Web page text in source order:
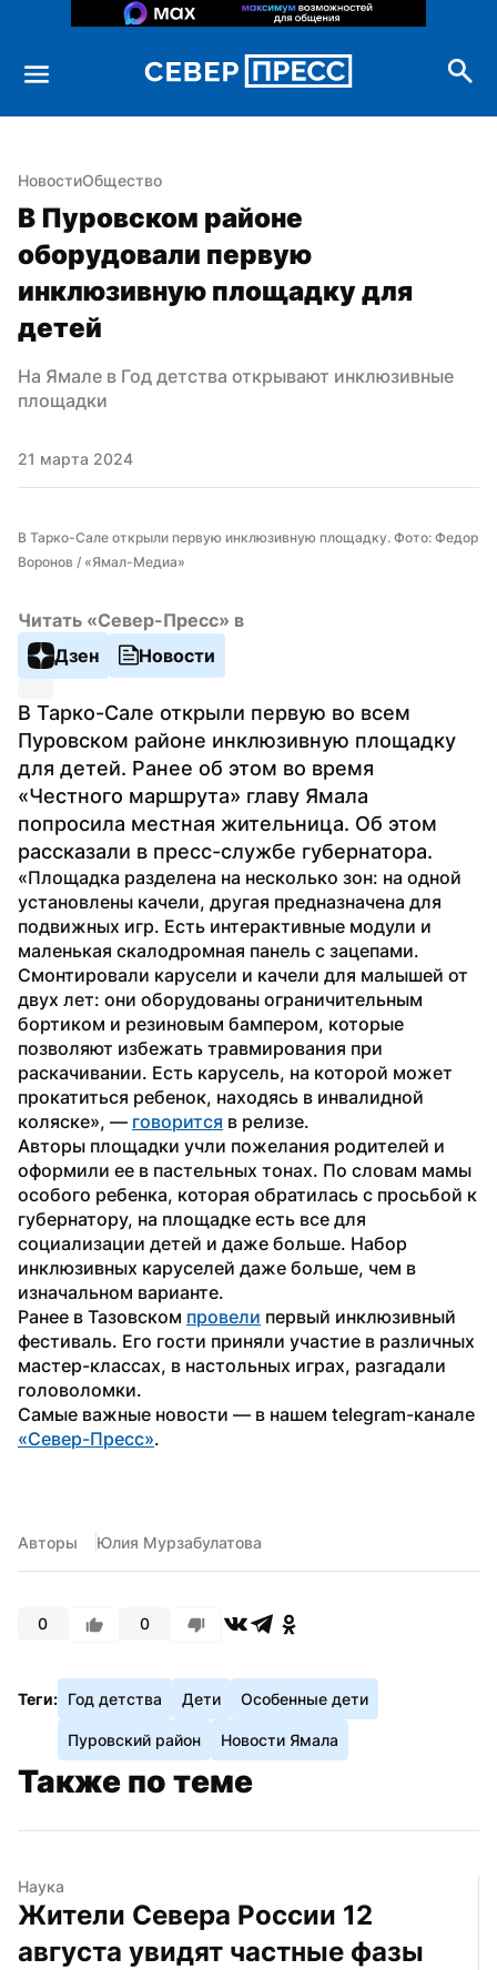
НовостиОбщество
В Пуровском районе
оборудовали первую
инклюзивную площадку для
детей
На Ямале в Год детства открывают инклюзивные
площадки
21 марта 2024
В Тарко-Сале открыли первую инклюзивную площадку. Фото: Федор
Воронов / «Ямал-Медиа»
Читать «Север-Пресс» в
Дзен
Новости
В Тарко-Сале открыли первую во всем
Пуровском районе инклюзивную площадку
для детей. Ранее об этом во время
«Честного маршрута» главу Ямала
попросила местная жительница. Об этом
рассказали в пресс-службе губернатора.
«Площадка разделена на несколько зон: на одной
установлены качели, другая предназначена для
подвижных игр. Есть интерактивные модули и
маленькая скалодромная панель с зацепами.
Смонтировали карусели и качели для малышей от
двух лет: они оборудованы ограничительным
бортиком и резиновым бампером, которые
позволяют избежать травмирования при
раскачивании. Есть карусель, на которой может
прокатиться ребенок, находясь в инвалидной
коляске», — говорится в релизе.
Авторы площадки учли пожелания родителей и
оформили ее в пастельных тонах. По словам мамы
особого ребенка, которая обратилась с просьбой к
губернатору, на площадке есть все для
социализации детей и даже больше. Набор
инклюзивных каруселей даже больше, чем в
изначальном варианте.
Ранее в Тазовском провели первый инклюзивный
фестиваль. Его гости приняли участие в различных
мастер-классах, в настольных играх, разгадали
головоломки.
«Север-Пресс».
Авторы Юлия Мурзабулатова
0 0
Теги: Год детства Дети Особенные дети
Пуровский район Новости Ямала
Также по теме
Наука
Жители Севера России 12
августа увидят частные фазы